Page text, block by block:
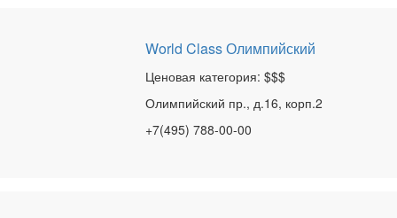
World Class Олимпийский
Ценовая категория: $$$
Олимпийский пр., д.16, корп.2
+7(495) 788-00-00